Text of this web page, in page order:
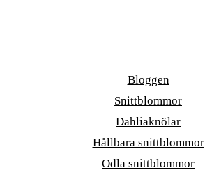
Bloggen
Snittblommor
Dahliaknölar
Hållbara snittblommor
Odla snittblommor